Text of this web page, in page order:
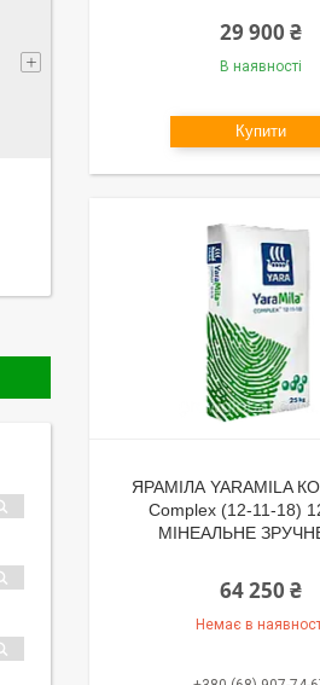
29 900 ₴
В наявності
Купити
ЯРАМІЛА YARAMILA
Complex (12-11-18)
МІНЕАЛЬНЕ
64 250 ₴
Немає в